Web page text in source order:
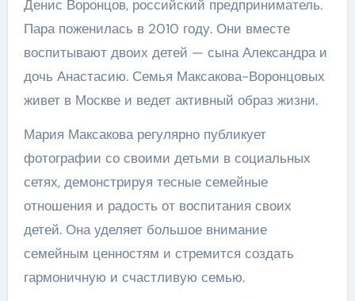
Денис Воронцов, российский предприниматель.
Пара поженилась в 2010 году. Они вместе
воспитывают двоих детей — сына Александра и
дочь Анастасию. Семья Максакова-Воронцовых
живет в Москве и ведет активный образ жизни.
Мария Максакова регулярно публикует
фотографии со своими детьми в социальных
сетях, демонстрируя тесные семейные
отношения и радость от воспитания своих
детей. Она уделяет большое внимание
семейным ценностям и стремится создать
гармоничную и счастливую семью.